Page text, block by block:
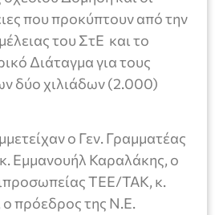
που προκύπτουν από την
του ΣτΕ και το
Διάταγμα για τους
δύο χιλιάδων (2.000)
ο Γεν. Γραμματέας
Εμμανουήλ Καραλάκης, ο
ΤΕΕ/ΤΑΚ, κ.
πρόεδρος της Ν.Ε.